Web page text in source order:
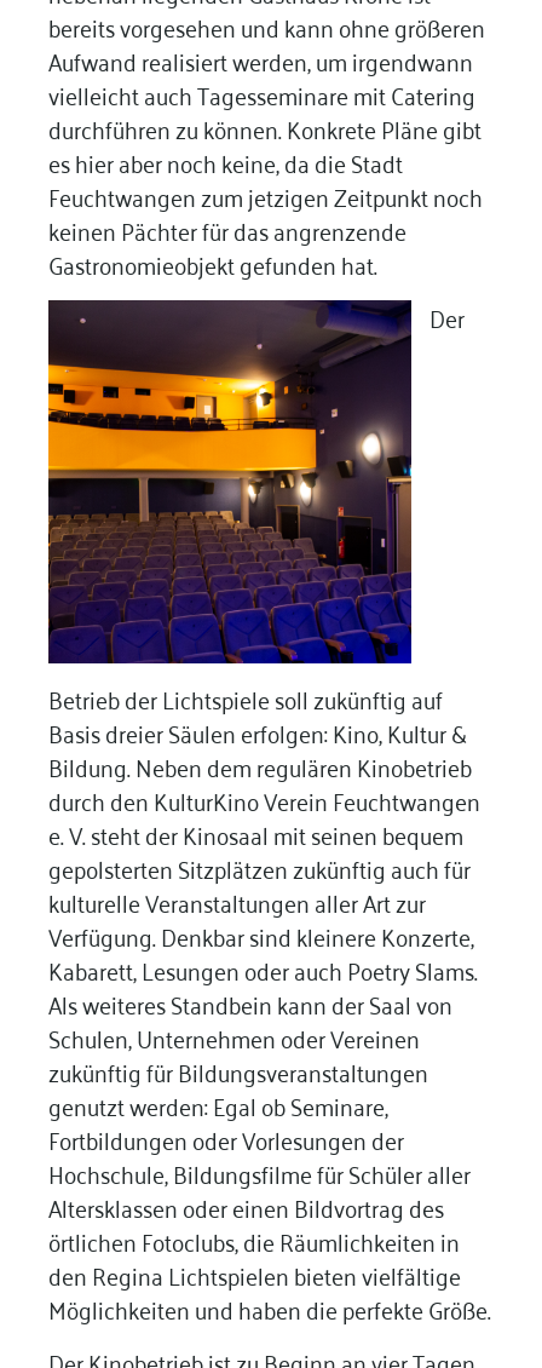
bereits vorgesehen und kann ohne größeren
Aufwand realisiert werden, um irgendwann
vielleicht auch Tagesseminare mit Catering
durchführen zu können. Konkrete Pläne gibt
es hier aber noch keine, da die Stadt
Feuchtwangen zum jetzigen Zeitpunkt noch
keinen Pächter für das angrenzende
Gastronomieobjekt gefunden hat.
Der
Betrieb der Lichtspiele soll zukünftig auf
Basis dreier Säulen erfolgen: Kino, Kultur &
Bildung. Neben dem regulären Kinobetrieb
durch den KulturKino Verein Feuchtwangen
e. V. steht der Kinosaal mit seinen bequem
gepolsterten Sitzplätzen zukünftig auch für
kulturelle Veranstaltungen aller Art zur
Verfügung. Denkbar sind kleinere Konzerte,
Kabarett, Lesungen oder auch Poetry Slams.
Als weiteres Standbein kann der Saal von
Schulen, Unternehmen oder Vereinen
zukünftig für Bildungsveranstaltungen
genutzt werden: Egal ob Seminare,
Fortbildungen oder Vorlesungen der
Hochschule, Bildungsfilme für Schüler aller
Altersklassen oder einen Bildvortrag des
örtlichen Fotoclubs, die Räumlichkeiten in
den Regina Lichtspielen bieten vielfältige
Möglichkeiten und haben die perfekte Größe.